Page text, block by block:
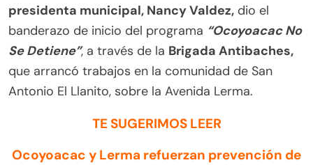
presidenta municipal, Nancy Valdez, dio el
banderazo de inicio del programa “Ocoyoacac No
Se Detiene”, a través de la Brigada Antibaches,
que arrancó trabajos en la comunidad de San
Antonio El Llanito, sobre la Avenida Lerma.
TE SUGERIMOS LEER
Ocoyoacac y Lerma refuerzan prevención de